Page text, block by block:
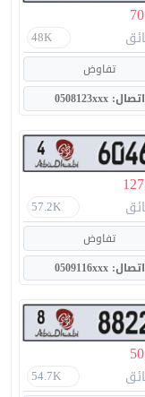
48K
تفاوض
اتصال: 0508123xxx
57.2K
تفاوض
اتصال: 0509116xxx
54.7K